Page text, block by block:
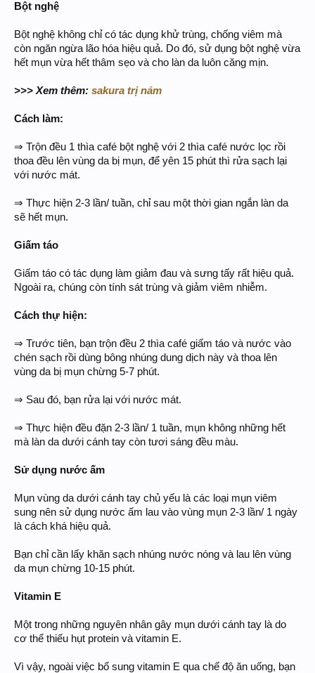
Bột nghệ
Bột nghệ không chỉ có tác dụng khử trùng, chống viêm mà
còn ngăn ngừa lão hóa hiệu quả. Do đó, sử dụng bột nghệ vừa
hết mụn vừa hết thâm sẹo và cho làn da luôn căng mịn.
>>> Xem thêm: sakura trị nám
Cách làm:
⇒ Trộn đều 1 thìa café bột nghệ với 2 thìa café nước lọc rồi
thoa đều lên vùng da bị mụn, để yên 15 phút thì rửa sạch lại
với nước mát.
⇒ Thực hiện 2-3 lần/ tuần, chỉ sau một thời gian ngắn làn da
sẽ hết mụn.
Giấm táo
Giấm táo có tác dụng làm giảm đau và sưng tấy rất hiệu quả.
Ngoài ra, chúng còn tính sát trùng và giảm viêm nhiễm.
Cách thự hiện:
⇒ Trước tiên, bạn trộn đều 2 thìa café giấm táo và nước vào
chén sạch rồi dùng bông nhúng dung dịch này và thoa lên
vùng da bị mụn chừng 5-7 phút.
⇒ Sau đó, bạn rửa lại với nước mát.
⇒ Thực hiện đều đặn 2-3 lần/ 1 tuần, mụn không những hết
mà làn da dưới cánh tay còn tươi sáng đều màu.
Sử dụng nước ấm
Mụn vùng da dưới cánh tay chủ yếu là các loại mụn viêm
sung nên sử dụng nước ấm lau vào vùng mụn 2-3 lần/ 1 ngày
là cách khá hiệu quả.
Bạn chỉ cần lấy khăn sạch nhúng nước nóng và lau lên vùng
da mụn chừng 10-15 phút.
Vitamin E
Một trong những nguyên nhân gây mụn dưới cánh tay là do
cơ thể thiếu hụt protein và vitamin E.
Vì vậy, ngoài việc bổ sung vitamin E qua chế độ ăn uống, bạn